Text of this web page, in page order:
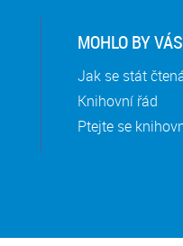
MOHLO BY
Jak se stát
Knihovní řád
Ptejte se